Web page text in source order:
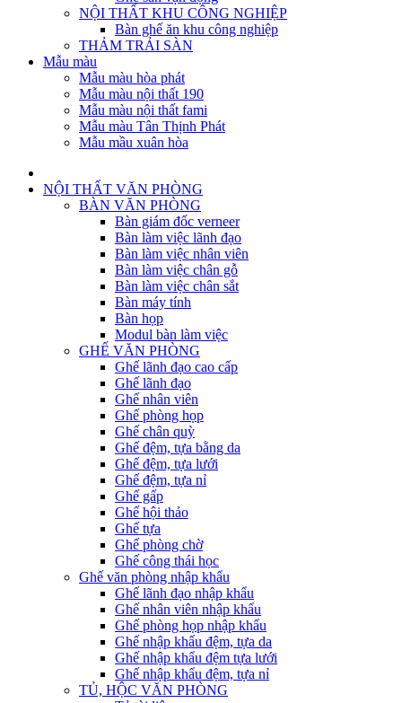
NỘI THẤT KHU CÔNG NGHIỆP
Bàn ghế ăn khu công nghiệp
THẢM TRẢI SÀN
Mẫu màu
Mẫu màu hòa phát
Mẫu màu nội thất 190
Mẫu màu nội thất fami
Mẫu màu Tân Thịnh Phát
Mẫu mầu xuân hòa
NỘI THẤT VĂN PHÒNG
BÀN VĂN PHÒNG
Bàn giám đốc verneer
Bàn làm việc lãnh đạo
Bàn làm việc nhân viên
Bàn làm việc chân gỗ
Bàn làm việc chân sắt
Bàn máy tính
Bàn họp
Modul bàn làm việc
GHẾ VĂN PHÒNG
Ghế lãnh đạo cao cấp
Ghế lãnh đạo
Ghế nhân viên
Ghế phòng họp
Ghế chân quỳ
Ghế đệm, tựa bằng da
Ghế đệm, tựa lưới
Ghế đệm, tựa nỉ
Ghế gấp
Ghế hội thảo
Ghế tựa
Ghế phòng chờ
Ghế công thái học
Ghế văn phòng nhập khẩu
Ghế lãnh đạo nhập khẩu
Ghế nhân viên nhập khẩu
Ghế phòng họp nhập khẩu
Ghế nhập khẩu đệm, tựa da
Ghế nhập khẩu đệm tựa lưới
Ghế nhập khẩu đệm, tựa nỉ
TỦ, HỘC VĂN PHÒNG